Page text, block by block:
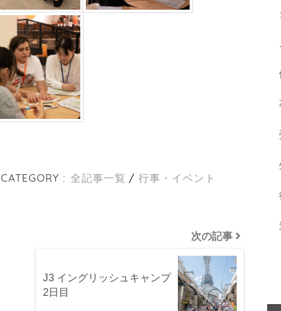
CATEGORY : 全記事一覧 行事・イベント
次の記事
J3 イングリッシュキャンプ
2日目